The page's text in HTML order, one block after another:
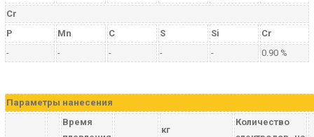
Cr
P
Mn C S Si
Cr
-
- - - - 0.90 %
Параметры нанесения
Время
кг
Количество